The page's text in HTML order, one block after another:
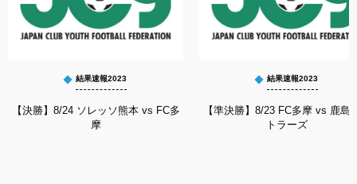
結果速報2023
【決勝】8/24 ソレッソ熊本 vs FC多
摩
結果速報2023
【準決勝】8/23 FC多摩 vs 鹿島
トラーズ